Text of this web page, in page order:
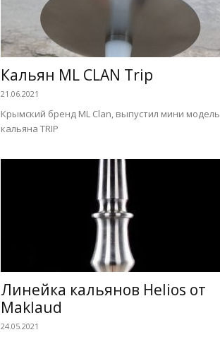
Кальян ML CLAN Trip
21.06.2021
Крымский бренд ML Clan, выпустил мини модель
кальяна TRIP
Линейка кальянов Helios от
Maklaud
24.05.2021